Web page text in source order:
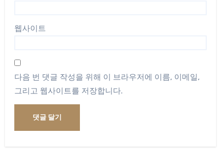
웹사이트
다음 번 댓글 작성을 위해 이 브라우저에 이름, 이메일,
그리고 웹사이트를 저장합니다.